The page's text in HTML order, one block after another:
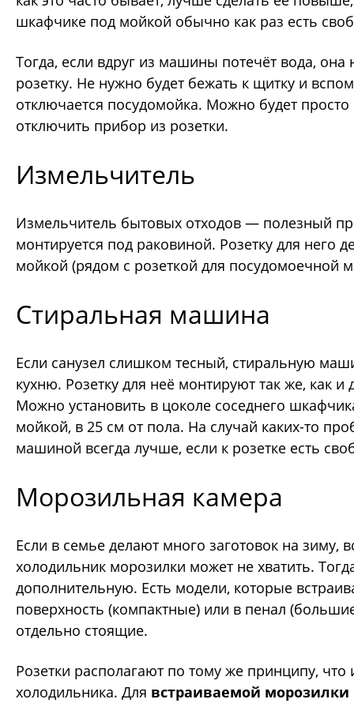
шкафчике под мойкой обычно как раз есть
Тогда, если вдруг из машины потечёт вода, она
розетку. Не нужно будет бежать к щитку и
отключается посудомойка. Можно будет
отключить прибор из розетки.
Измельчитель
Измельчитель бытовых отходов — полезный
монтируется под раковиной. Розетку для него
мойкой (рядом с розеткой для посудомоечной
Стиральная машина
Если санузел слишком тесный, стиральную
кухню. Розетку для неё монтируют так же, как
Можно установить в цоколе соседнего
мойкой, в 25 см от пола. На случай каких-то
машиной всегда лучше, если к розетке есть
Морозильная камера
Если в семье делают много заготовок на зиму,
холодильник морозилки может не хватить.
дополнительную. Есть модели, которые
поверхность (компактные) или в пенал
отдельно стоящие.
Розетки располагают по тому же принципу, что
холодильника. Для встраиваемой морозилки